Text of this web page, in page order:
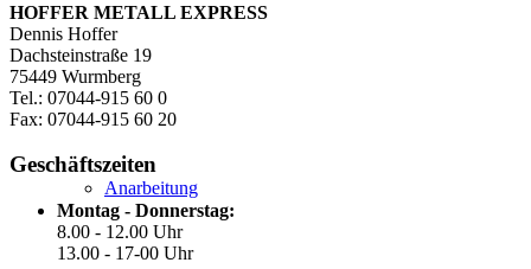
Anarbeitung
HOFFER METALL EXPRESS
Dennis Hoffer
Dachsteinstraße 19
75449 Wurmberg
Tel.: 07044-915 60 0
Fax: 07044-915 60 20
Geschäftszeiten
Montag - Donnerstag:
8.00 - 12.00 Uhr
13.00 - 17-00 Uhr